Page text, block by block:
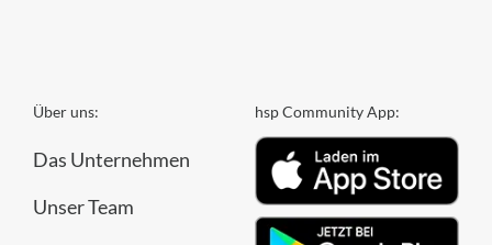
Über uns:
Das Unternehmen
Unser Team
hsp Community App: